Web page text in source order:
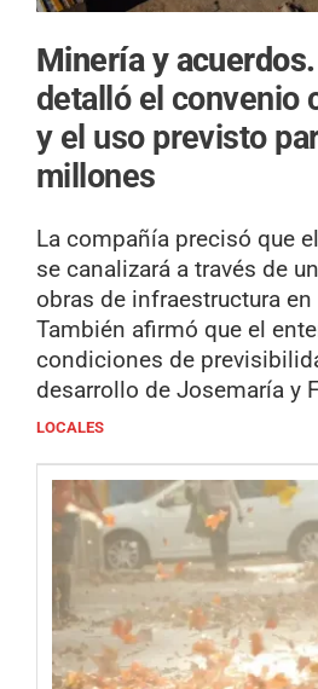
Minería y
detalló el convenio
y el uso previsto
millones
La compañía precisó que
se canalizará a través de
obras de infraestructura
También afirmó que el
condiciones de
desarrollo de Josemaría y
LOCALES